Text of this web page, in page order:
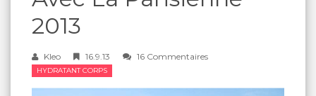
2013
Kleo 16.9.13 16 Commentaires
HYDRATANT CORPS